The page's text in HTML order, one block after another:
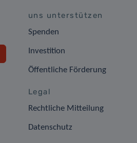
uns unterstützen
Spenden
Investition
Öffentliche Förderung
Legal
Rechtliche Mitteilung
Datenschutz